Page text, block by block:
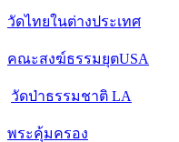
วัดไทยในต่างประเทศ
คณะสงฆ์ธรรมยุตUSA
วัดป่าธรรมชาติ LA
พระคุ้มครอง